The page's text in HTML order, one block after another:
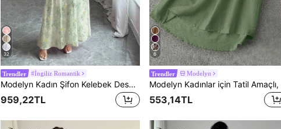
32
Trendler #İngiliz Romantik
Modelyn Kadın Şifon Kelebek Desenli Yarasa Kanatlı Pileli Etek Tatlı Fransız Tarzı Mini Elbise, Yaz
959,22TL
6
Trendler Modelyn
553,14TL